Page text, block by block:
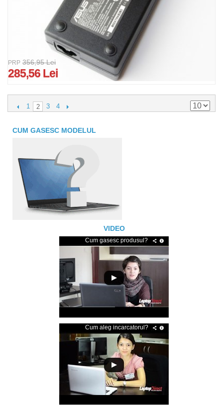
PRP 356,95 Lei
285,56 Lei
1 2 3 4
CUM GASESC MODELUL
VIDEO
Cum gasesc produsul?
Cum aleg incarcatorul?